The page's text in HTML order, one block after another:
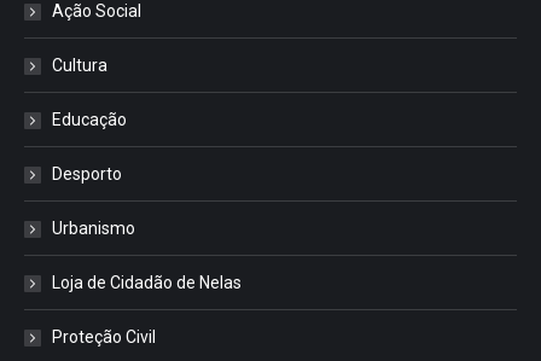
Ação Social
Cultura
Educação
Desporto
Urbanismo
Loja de Cidadão de Nelas
Proteção Civil